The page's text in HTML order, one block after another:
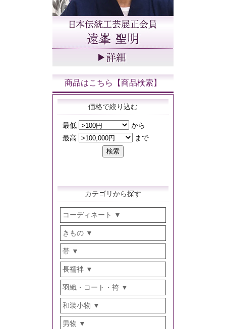
商品はこちら【商品検索】
価格で絞り込む
カテゴリから探す
コーディネート
きもの
帯
長襦袢
羽織・コート・袴
和装小物
男物